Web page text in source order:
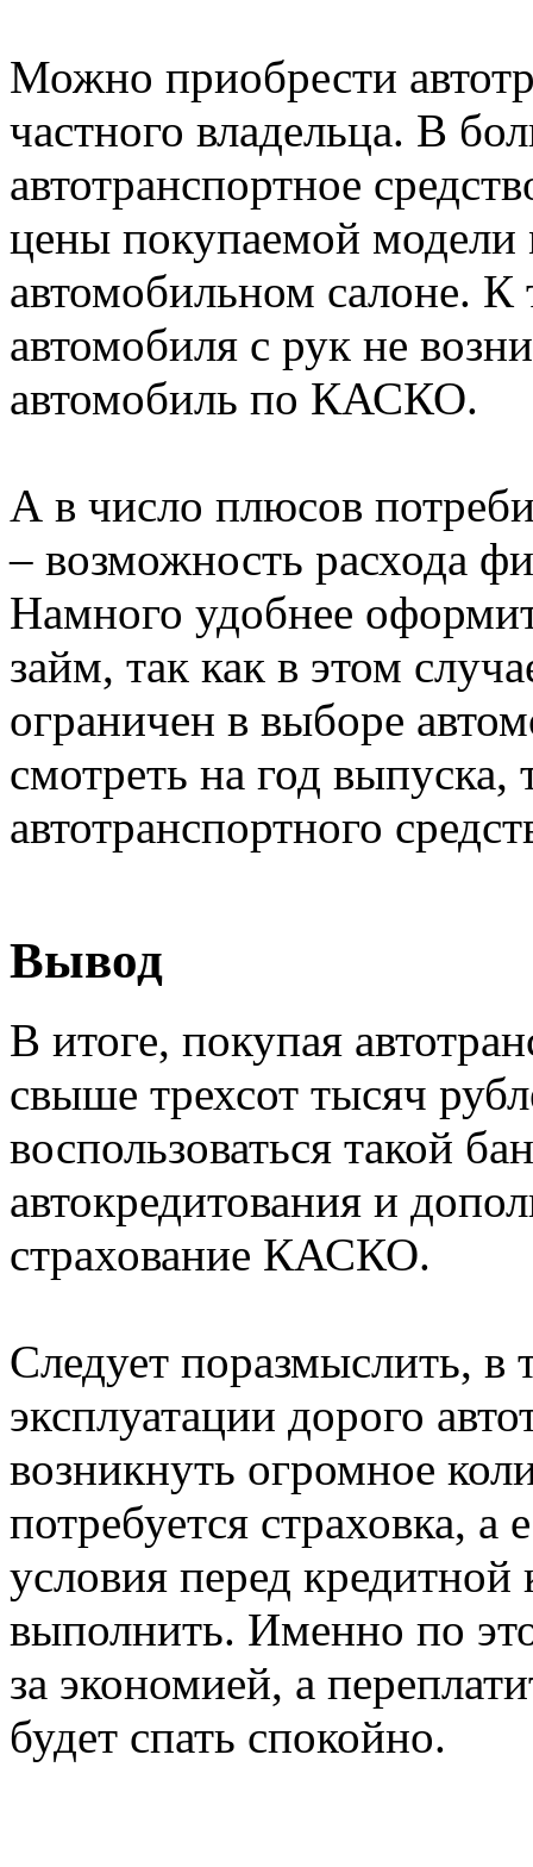
Можно приобрести
частного владельца. В
автотранспортное
цены покупаемой
автомобильном салоне.
автомобиля с рук не
автомобиль по КАСКО.
А в число плюсов
– возможность расхода
Намного удобнее
займ, так как в этом
ограничен в выборе
смотреть на год выпуска,
автотранспортного
Вывод
В итоге, покупая
свыше трехсот тысяч
воспользоваться такой
автокредитования и
страхование КАСКО.
Следует поразмыслить, в
эксплуатации дорого
возникнуть огромное
потребуется страховка, а
условия перед
выполнить. Именно по
за экономией, а
будет спать спокойно.